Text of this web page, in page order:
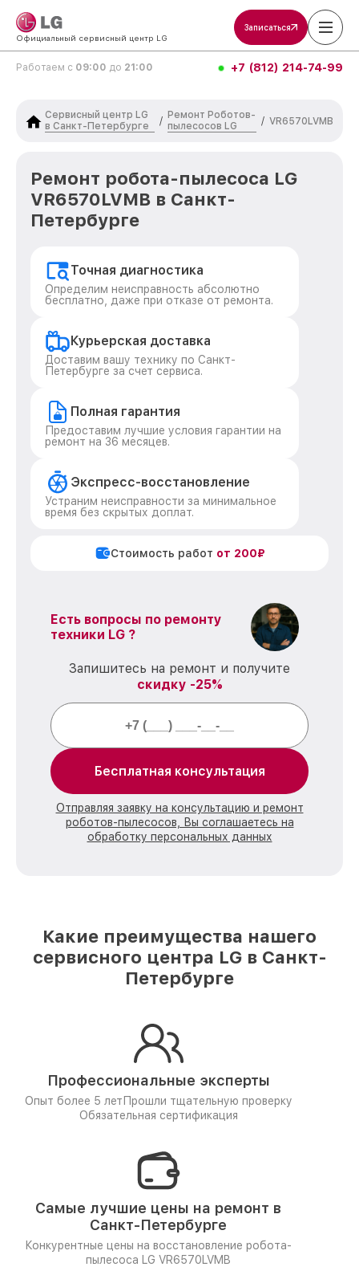
Официальный сервисный центр LG
Записаться
Работаем с 09:00 до 21:00 +7 (812) 214-74-99
Сервисный центр LG
в Санкт-Петербурге
/
Ремонт Роботов-
пылесосов LG
/ VR6570LVMB
Ремонт робота-пылесоса LG
VR6570LVMB в Санкт-
Петербурге
Точная диагностика
Определим неисправность абсолютно
бесплатно, даже при отказе от ремонта.
Курьерская доставка
Доставим вашу технику по Санкт-
Петербурге за счет сервиса.
Полная гарантия
Предоставим лучшие условия гарантии на
ремонт на 36 месяцев.
Экспресс-восстановление
Устраним неисправности за минимальное
время без скрытых доплат.
Стоимость работ от 200₽
Есть вопросы по ремонту
техники LG ?
Запишитесь на ремонт и получите
скидку -25%
Бесплатная консультация
Отправляя заявку на консультацию и ремонт
роботов-пылесосов, Вы соглашаетесь на
обработку персональных данных
Какие преимущества нашего
сервисного центра LG в Санкт-
Петербурге
Профессиональные эксперты
Опыт более 5 лет Прошли тщательную проверку
Обязательная сертификация
Самые лучшие цены на ремонт в
Санкт-Петербурге
Конкурентные цены на восстановление робота-
пылесоса LG VR6570LVMB